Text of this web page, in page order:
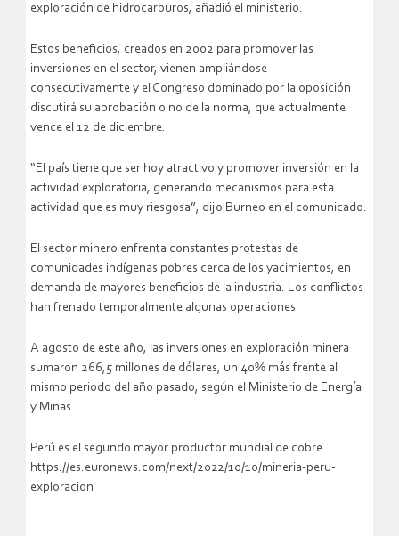
exploración de hidrocarburos, añadió el ministerio.
Estos beneficios, creados en 2002 para promover las
inversiones en el sector, vienen ampliándose
consecutivamente y el Congreso dominado por la oposición
discutirá su aprobación o no de la norma, que actualmente
vence el 12 de diciembre.
“El país tiene que ser hoy atractivo y promover inversión en la
actividad exploratoria, generando mecanismos para esta
actividad que es muy riesgosa”, dijo Burneo en el comunicado.
El sector minero enfrenta constantes protestas de
comunidades indígenas pobres cerca de los yacimientos, en
demanda de mayores beneficios de la industria. Los conflictos
han frenado temporalmente algunas operaciones.
A agosto de este año, las inversiones en exploración minera
sumaron 266,5 millones de dólares, un 40% más frente al
mismo periodo del año pasado, según el Ministerio de Energía
y Minas.
Perú es el segundo mayor productor mundial de cobre.
https://es.euronews.com/next/2022/10/10/mineria-peru-
exploracion